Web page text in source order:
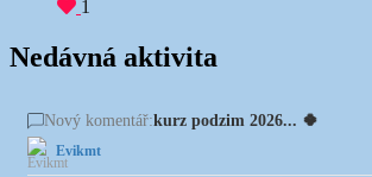
1
Nedávná aktivita
Nový komentář:kurz podzim 2026... 🍀
Evikmt